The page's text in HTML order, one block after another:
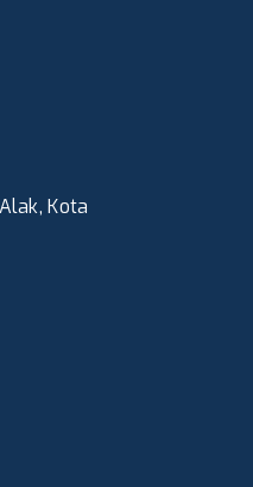
Kota